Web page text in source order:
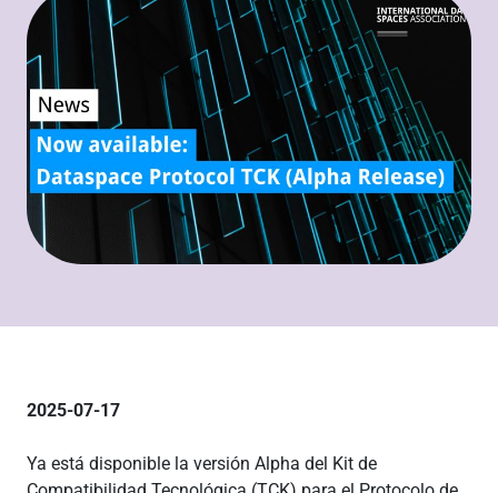
2025-07-17
Ya está disponible la versión Alpha del Kit de